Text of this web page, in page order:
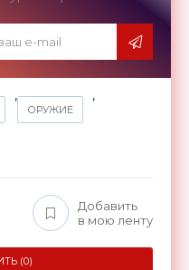
,
ОРУЖИЕ
,
Добавить
в мою ленту
(0)